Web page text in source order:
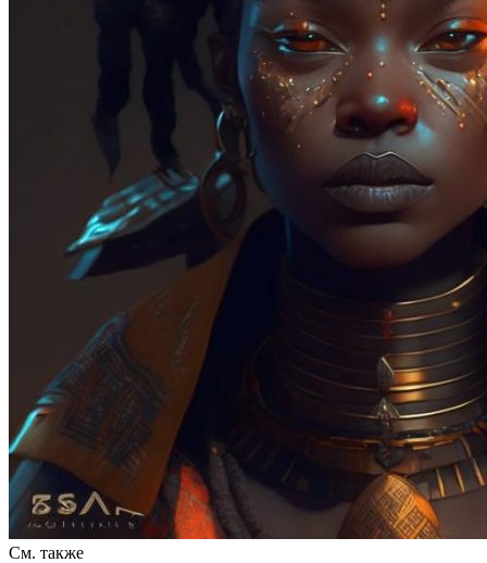
См. также